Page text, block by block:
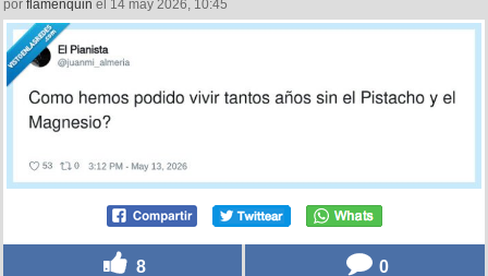
por flamenquin el 14 may 2026, 10:45
8 0